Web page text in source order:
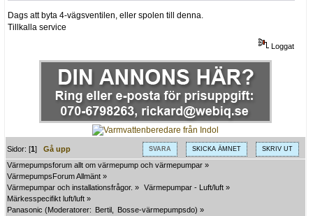
Dags att byta 4-vägsventilen, eller spolen till denna.
Tillkalla service
Loggat
SVARA SKICKA ÄMNET SKRIV UT
Sidor: [1]Gå upp
Värmepumpsforum allt om värmepump och värmepumpar »
VärmepumpsForum Allmänt »
Värmepumpar och installationsfrågor. » Värmepumpar - Luft/luft »
Märkesspecifikt luft/luft »
Panasonic (Moderatorer: Bertil , Bosse-värmepumpsdo) »